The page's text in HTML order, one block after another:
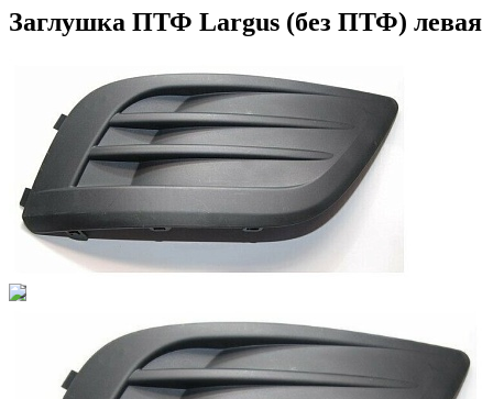
Заглушка ПТФ Largus (без ПТФ) левая